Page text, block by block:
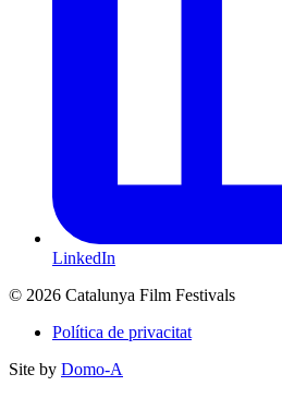
LinkedIn
© 2026 Catalunya Film Festivals
Política de privacitat
Site by Domo-A